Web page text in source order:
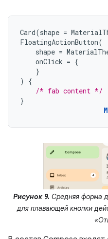
Card(shape =
FloatingActionButton(
shape =
onClick = {
}
)
{
/* fab content */
}
Рисунок 9. Средняя форма
для плавающей кнопки